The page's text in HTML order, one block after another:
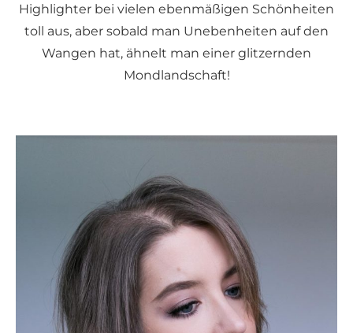
Highlighter bei vielen ebenmäßigen Schönheiten
toll aus, aber sobald man Unebenheiten auf den
Wangen hat, ähnelt man einer glitzernden
Mondlandschaft!